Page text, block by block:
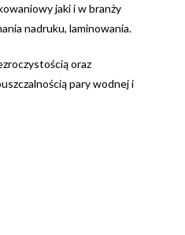
jaki i w branży
nadruku, laminowania.
oraz
pary wodnej i